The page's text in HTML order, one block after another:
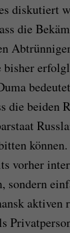
diskutiert
die
bisher
die beiden
können.
vorher
sondern
aktiven